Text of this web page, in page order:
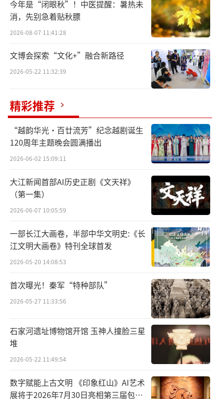
宏、意境超迈、品质高贵、精神纵横的博大境
象，也是中国艺术区别于西方艺术的显著特
性。以“写意精神”为主导的艺术创作和生命
哲学，始终代表着人类追求的最高境界，研究
与认识写意在中国艺术理论中的地位与价值，
对我国艺术的自身发展具有重要意义。写意中
国，作为中国文化艺术发展促进会重要的展览
型文化品牌，目前已经成为国内美术界最为重
要的展览性项目。
“写意中国——中国文化艺术发展促进会国
画作品展”
参展艺术家：韩书力
今年是“闭眼秋”！中医提醒：暑热未
消，先别急着贴秋膘
2026-08-07 11:41:28
文博会探索“文化+”融合新路径
2026-05-22 11:32:39
精彩推荐
“越韵华光·百廿流芳”纪念越剧诞生
120周年主题晚会圆满播出
2026-06-02 15:09:11
大江新闻首部AI历史正剧《文天祥》
（第一集）
2026-06-07 10:05:59
一部长江大画卷，半部中华文明史:《长
江文明大画卷》特刊全球首发
2026-05-20 14:08:53
首次曝光！秦军“特种部队”
2026-05-27 11:33:56
石家河遗址博物馆开馆 玉神人撞脸三星
堆
2026-05-22 11:49:54
数字赋能上古文明 《印象红山》AI艺术
展将于2026年7月30日亮相第三届包头